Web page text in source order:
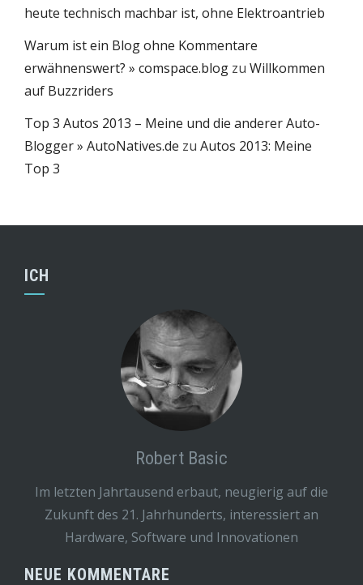
heute technisch machbar ist, ohne Elektroantrieb
Warum ist ein Blog ohne Kommentare
erwähnenswert? » comspace.blog zu Willkommen
auf Buzzriders
Top 3 Autos 2013 – Meine und die anderer Auto-
Blogger » AutoNatives.de zu Autos 2013: Meine
Top 3
ICH
Robert Basic
Im letzten Jahrtausend erbaut, neugierig auf die
Zukunft des 21. Jahrhunderts, interessiert an
Hardware, Software und Innovationen
NEUE KOMMENTARE